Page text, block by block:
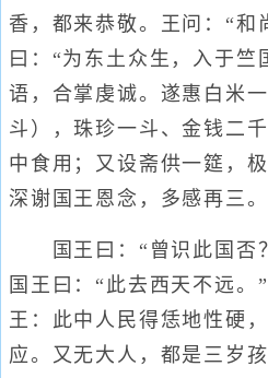
香，都来恭敬。王问：“和
曰：“为东土众生，入于竺
语，合掌虔诚。遂惠白米
斗），珠珍一斗、金钱二
中食用；又设斋供一筵，
深谢国王恩念，多感再三。
国王曰：“曾识此国否
国王曰：“此去西天不远。
王：此中人民得恁地性硬
应。又无大人，都是三岁